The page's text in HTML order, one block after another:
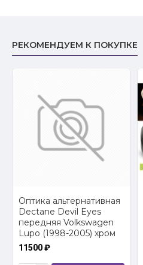
РЕКОМЕНДУЕМ К ПОКУПКЕ
Оптика альтернативная
Dectane Devil Eyes
передняя Volkswagen
Lupo (1998-2005) хром
11500 ₽